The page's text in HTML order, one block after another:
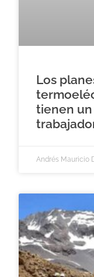
Los
tienen
Andrés Mauricio